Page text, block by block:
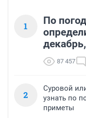
1
По
87 457
2
Суровой
узнать по
приметы